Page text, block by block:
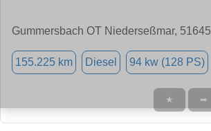
Gummersbach OT Niederseßmar, 51645
155.225 km Diesel 94 kw (128 PS)
★ ➦